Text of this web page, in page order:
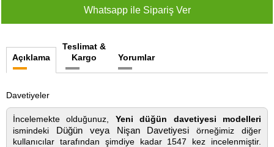
Açıklama
Teslimat &
Kargo
Yorumlar
Davetiyeler
İncelemekte olduğunuz, Yeni düğün davetiyesi modelleri
ismindeki Düğün veya Nişan Davetiyesi örneğimiz diğer
kullanıcılar tarafından şimdiye kadar 1547 kez incelenmiştir.